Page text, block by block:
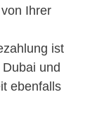
Ihrer
ist
und
ebenfalls